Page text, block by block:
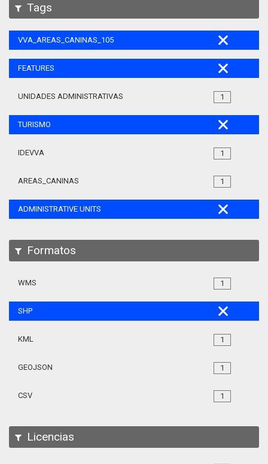
Tags
VVA_AREAS_CANINAS_105
FEATURES
1
UNIDADES ADMINISTRATIVAS
TURISMO
1
IDEVVA
1
AREAS_CANINAS
ADMINISTRATIVE UNITS
Formatos
1
WMS
SHP
1
KML
1
GEOJSON
1
CSV
Licencias